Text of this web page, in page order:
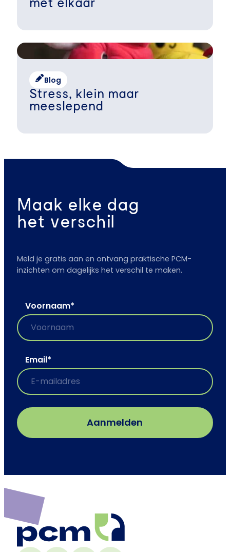
met elkaar
Blog
Stress, klein maar
meeslepend
Maak elke dag
het verschil
Meld je gratis aan en ontvang praktische PCM-
inzichten om dagelijks het verschil te maken.
Voornaam*
Email*